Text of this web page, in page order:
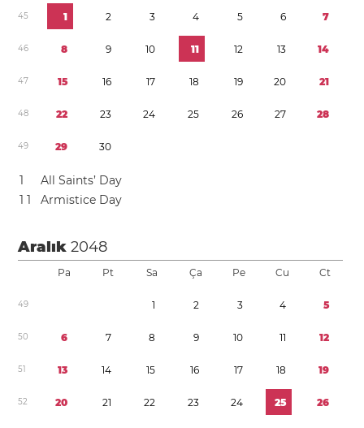
45 1 2 3 4 5 6 7
46 8 9 10 11 12 13 14
47 15 16 17 18 19 20 21
48 22 23 24 25 26 27 28
49 29 30
1
All Saints’ Day
1 1 Armistice Day
Aralık2048
Pa Pt Sa Ça Pe Cu Ct
49 1 2 3 4 5
50 6 7 8 9 10 11 12
51 13 14 15 16 17 18 19
52 20 21 22 23 24 25 26